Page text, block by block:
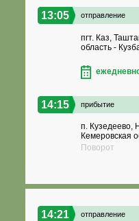
13:05 отправление
пгт. Каз,
область -
14:15 прибытие
п. Кузедеево,
Кемеровская
Поворот
14:21 отправление